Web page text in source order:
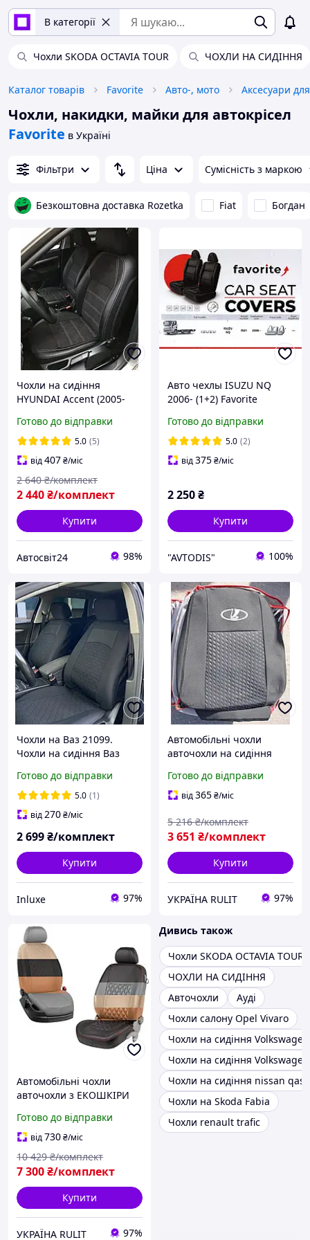
В категорії
Чохли SKODA OCTAVIA TOUR ЧОХЛИ НА СИДІННЯ
Каталог товарів Favorite Авто-, мото Аксесуари
Чохли, накидки, майки для автокрісел
Favorite в Україні
Фільтри Ціна Сумісність з маркою
Безкоштовна доставка Rozetka Fiat Богдан
Чохли на сидіння
HYUNDAI Accent (2005-
+ алькантара на весь
салон
Готово до відправки
5.0 (5)
від407₴/міс
2 440₴/комплект
2 640 ₴/комплект
Купити
Автосвіт24 98%
Авто чехлы ISUZU NQ
2006- (1+2) Favorite
Готово до відправки
5.0 (2)
від375₴/міс
2 250₴
Купити
"AVTODIS" 100%
Чохли на Ваз 21099.
Чохли на сидіння Ваз
Готово до відправки
5.0 (1)
від270₴/міс
2 699₴/комплект
Купити
Inluxe 97%
Автомобільні чохли
авточохли на сидіння
чорні Лада 2107 3
Готово до відправки
від365₴/міс
3 651 ₴/комплект
5 216 ₴/комплект
Купити
УКРАЇНА RULIT 97%
Автомобільні чохли
авточохли з ЕКОШКІРИ
82- Favorite Лада 2107 3
Готово до відправки
від730₴/міс
7 300₴/комплект
10 429 ₴/комплект
Купити
УКРАЇНА RULIT 97%
Дивись також
Чохли SKODA OCTAVIA TOUR
ЧОХЛИ НА СИДІННЯ
Авточохли
Ауді
Чохли салону Opel Vivaro
Чохли на сидіння
Чохли на сидіння
Чохли на сидіння nissan
Чохли на Skoda Fabia
Чохли renault trafic